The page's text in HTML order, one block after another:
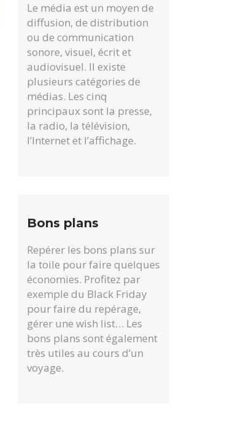
Le média est un moyen de
diffusion, de distribution
ou de communication
sonore, visuel, écrit et
audiovisuel. Il existe
plusieurs catégories de
médias. Les cinq
principaux sont la presse,
la radio, la télévision,
l’Internet et l’affichage.
Bons plans
Repérer les bons plans sur
la toile pour faire quelques
économies. Profitez par
exemple du Black Friday
pour faire du repérage,
gérer une wish list… Les
bons plans sont également
très utiles au cours d’un
voyage.